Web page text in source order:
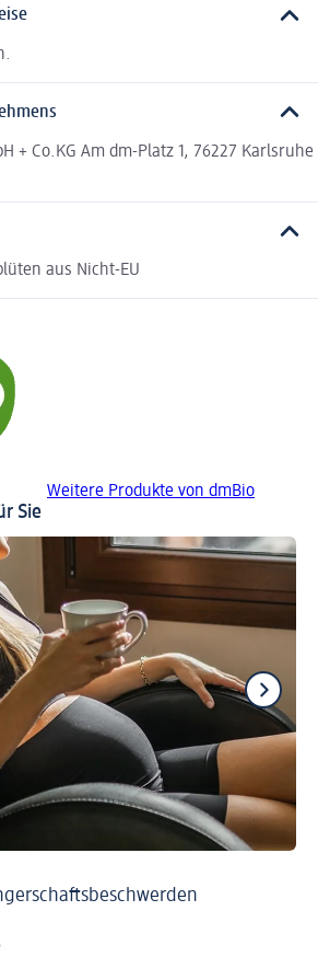
+ Co.KG Am dm-Platz 1, 76227 Karlsruhe
aus Nicht-EU
Weitere Produkte von dmBio
Sie